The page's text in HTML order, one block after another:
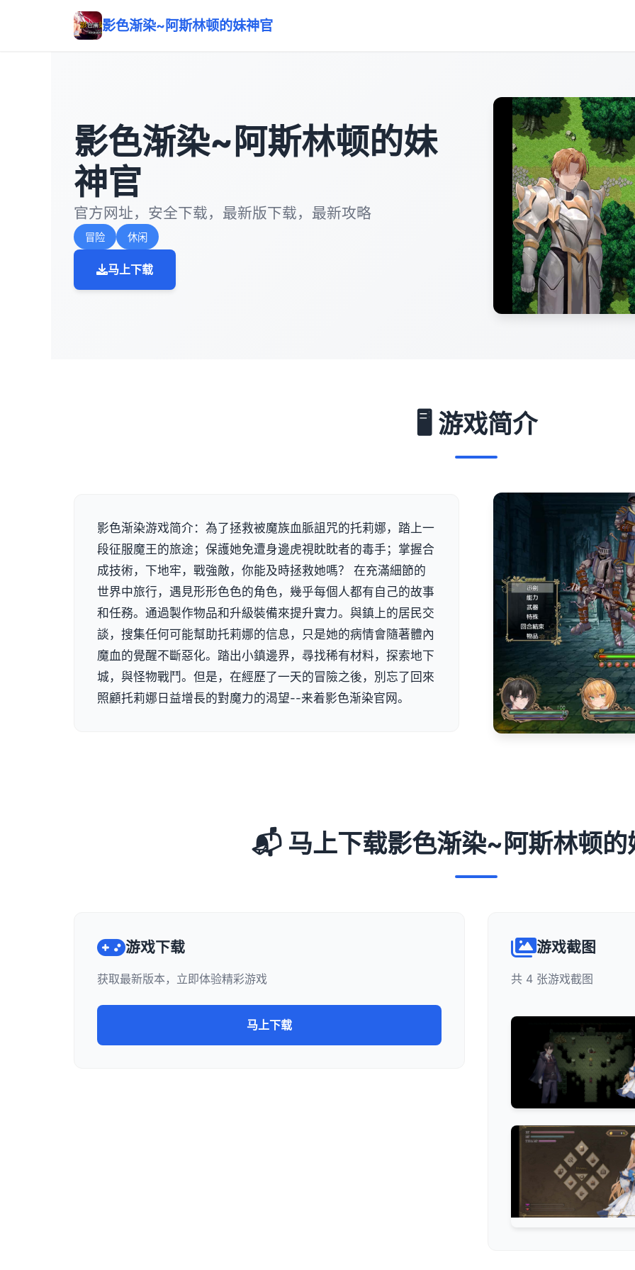
影色渐染~阿斯林顿的妹神官
影色渐染~阿斯林顿的妹
神官
官方网址，安全下载，最新版下载，最新攻略
冒险 休闲
马上下载
🖥️ 游戏简介
影色渐染游戏简介：為了拯救被魔族血脈詛咒的托莉娜，踏上一
段征服魔王的旅途；保護她免遭身邊虎視眈眈者的毒手；掌握合
成技術，下地牢，戰強敵，你能及時拯救她嗎？ 在充滿細節的
世界中旅行，遇見形形色色的角色，幾乎每個人都有自己的故事
和任務。通過製作物品和升級裝備來提升實力。與鎮上的居民交
談，搜集任何可能幫助托莉娜的信息，只是她的病情會隨著體內
魔血的覺醒不斷惡化。踏出小鎮邊界，尋找稀有材料，探索地下
城，與怪物戰鬥。但是，在經歷了一天的冒險之後，別忘了回來
照顧托莉娜日益增長的對魔力的渴望--来着影色渐染官网。
📬 马上下载影色渐染~阿斯林顿的
游戏下载
获取最新版本，立即体验精彩游戏
马上下载
游戏截图
共 4 张游戏截图